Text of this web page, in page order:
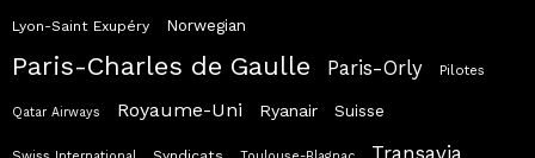
Lyon-Saint Exupéry Norwegian
Paris-Charles de Gaulle Paris-Orly Pilotes
Qatar Airways Royaume-Uni Ryanair Suisse